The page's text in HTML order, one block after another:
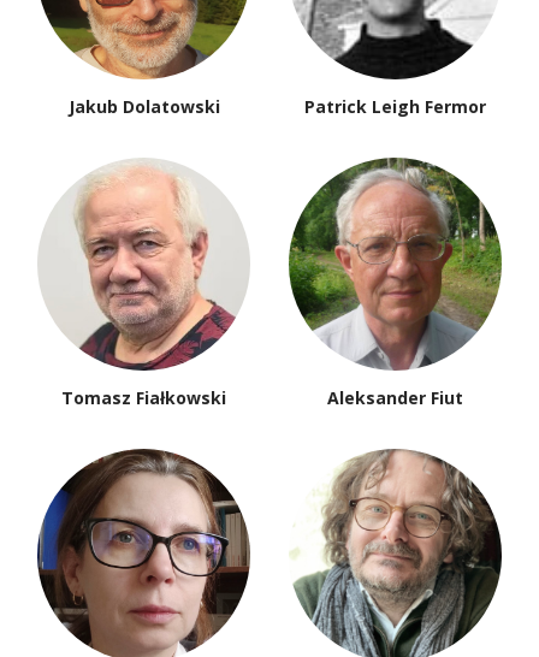
Jakub Dolatowski Patrick Leigh Fermor
Tomasz Fiałkowski Aleksander Fiut